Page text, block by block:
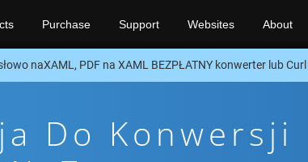
Purchase Support Websites About
naXAML, PDF na XAML BEZPŁATNY konwerter lub Curl
Do Konwersji